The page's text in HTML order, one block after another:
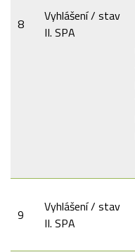
8
Vyhlášení / stav
II. SPA
9
Vyhlášení / stav
II. SPA